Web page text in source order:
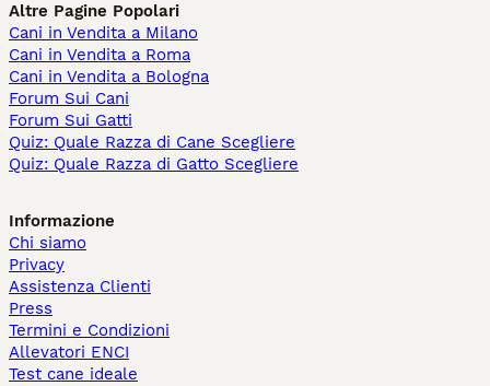
Altre Pagine Popolari
Cani in Vendita a Milano
Cani in Vendita a Roma
Cani in Vendita a Bologna
Forum Sui Cani
Forum Sui Gatti
Quiz: Quale Razza di Cane Scegliere
Quiz: Quale Razza di Gatto Scegliere
Informazione
Chi siamo
Privacy
Assistenza Clienti
Press
Termini e Condizioni
Allevatori ENCI
Test cane ideale